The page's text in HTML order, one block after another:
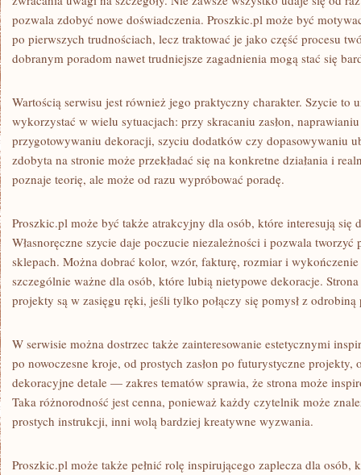
pozwala zdobyć nowe doświadczenia. Proszkic.pl może być
po pierwszych trudnościach, lecz traktować je jako część procesu
dobranym poradom nawet trudniejsze zagadnienia mogą stać się
Wartością serwisu jest również jego praktyczny charakter. Szycie to
wykorzystać w wielu sytuacjach: przy skracaniu zasłon,
przygotowywaniu dekoracji, szyciu dodatków czy dopasowywaniu
zdobyta na stronie może przekładać się na konkretne działania i
poznaje teorię, ale może od razu wypróbować poradę.
Proszkic.pl może być także atrakcyjny dla osób, które interesują się
Własnoręczne szycie daje poczucie niezależności i pozwala
sklepach. Można dobrać kolor, wzór, fakturę, rozmiar i
szczególnie ważne dla osób, które lubią nietypowe dekoracje.
projekty są w zasięgu ręki, jeśli tylko połączy się pomysł z
W serwisie można dostrzec także zainteresowanie estetycznymi
po nowoczesne kroje, od prostych zasłon po futurystyczne projekty,
dekoracyjne detale — zakres tematów sprawia, że strona może
Taka różnorodność jest cenna, ponieważ każdy czytelnik może
prostych instrukcji, inni wolą bardziej kreatywne wyzwania.
Proszkic.pl może także pełnić rolę inspirującego zaplecza dla osób,